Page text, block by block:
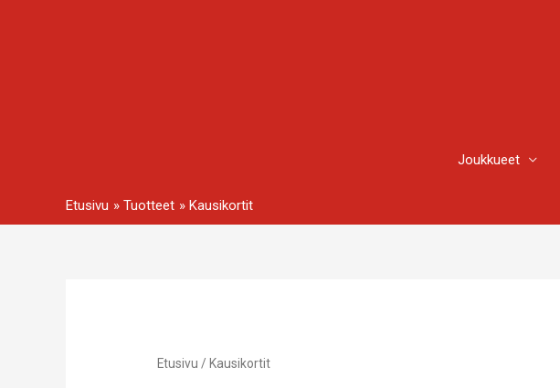
Joukkueet
Etusivu Tuotteet Kausikortit
Etusivu / Kausikortit